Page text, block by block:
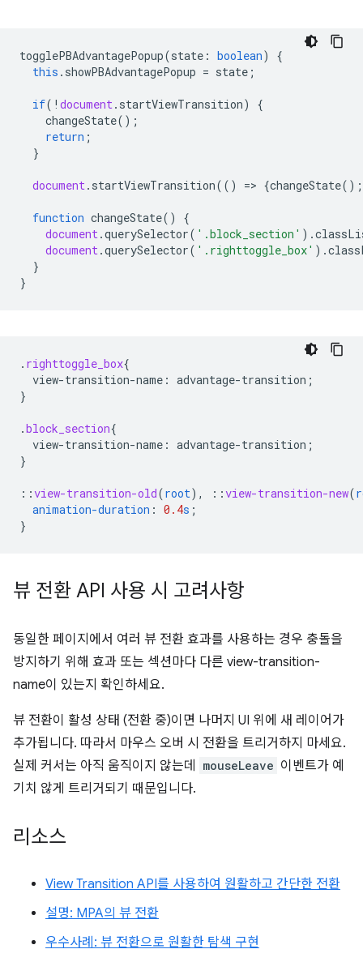
togglePBAdvantagePopup(state : boolean)
{
this . showPBAdvantagePopup = state ;
if( ! document . startViewTransition)
{
changeState();
return ;
}
document . startViewTransition(() => {changeState
function changeState()
{
document .querySelector( '.block_section' ).
document .querySelector( '.righttoggle_box' ).
}
}
. righttoggle_box{
view-transition-name : advantage-transition ;
}
.block_section{
view-transition-name : advantage-transition ;
}
::view-transition-old(root), ::view-transition-new(
animation-duration : 0.4s ;
}
뷰 전환 API 사용 시 고려사항
동일한 페이지에서 여러 뷰 전환 효과를 사용하는 경우 충돌을
방지하기 위해 효과 또는 섹션마다 다른 view-transition-
name이 있는지 확인하세요.
뷰 전환이 활성 상태 (전환 중)이면 나머지 UI 위에 새 레이어가
추가됩니다. 따라서 마우스 오버 시 전환을 트리거하지 마세요.
실제 커서는 아직 움직이지 않는데
mouseLeave 이벤트가 예
기치 않게 트리거되기 때문입니다.
리소스
View Transition API를 사용하여 원활하고 간단한 전환
설명: MPA의 뷰 전환
우수사례: 뷰 전환으로 원활한 탐색 구현